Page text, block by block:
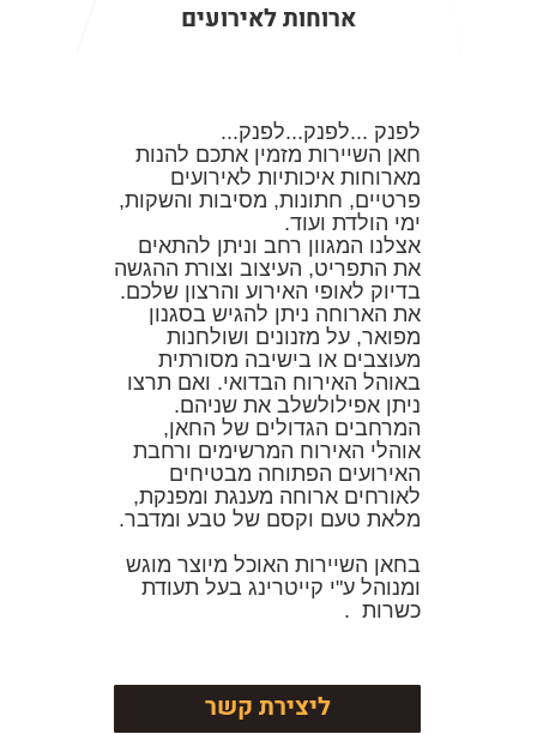
ארוחות לאירועים
לפנק ...לפנק...לפנק...
חאן השיירות מזמין אתכם להנות
מארוחות איכותיות לאירועים
פרטיים, חתונות, מסיבות והשקות,
ימי הולדת ועוד.
אצלנו המגוון רחב וניתן להתאים
את התפריט, העיצוב וצורת ההגשה
בדיוק לאופי האירוע והרצון שלכם.
את הארוחה ניתן להגיש בסגנון
מפואר, על מזנונים ושולחנות
מעוצבים או בישיבה מסורתית
באוהל האירוח הבדואי. ואם תרצו
ניתן אפילולשלב את שניהם.
המרחבים הגדולים של החאן,
אוהלי האירוח המרשימים ורחבת
האירועים הפתוחה מבטיחים
לאורחים ארוחה מענגת ומפנקת,
מלאת טעם וקסם של טבע ומדבר.
בחאן השיירות האוכל מיוצר מוגש
ומנוהל ע"י קייטרינג בעל תעודת
כשרות .
ליצירת קשר